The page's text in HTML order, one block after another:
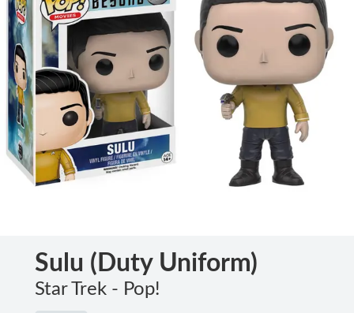
Sulu (Duty Uniform)
Star Trek - Pop!